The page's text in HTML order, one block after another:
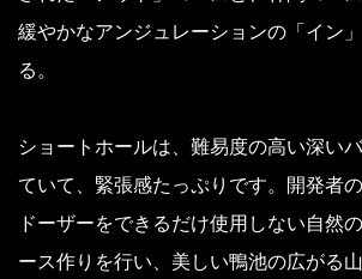
緩やかなアンジュレーションの「イン
る。
ショートホールは、難易度の高い深い
ていて、緊張感たっぷりです。開発者
ドーザーをできるだけ使用しない自然
ース作りを行い、美しい鴨池の広がる